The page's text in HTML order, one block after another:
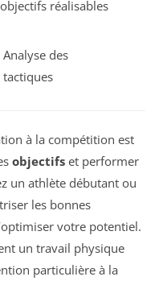
réalisables
Analyse des
à la compétition est
objectifs et performer
un athlète débutant ou
les bonnes
votre potentiel.
un travail physique
particulière à la